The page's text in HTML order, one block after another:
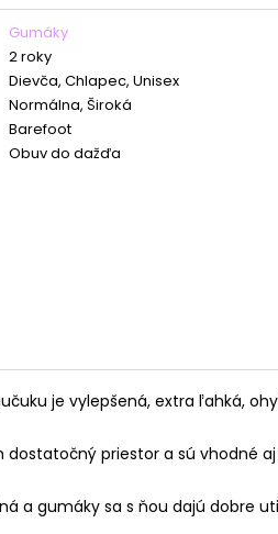
Gumáky
2 roky
Dievča, Chlapec, Unisex
Normálna, Široká
Barefoot
Obuv do dažďa
je vylepšená, extra ľahká,
priestor a sú vhodné
a gumáky sa s ňou dajú dobre